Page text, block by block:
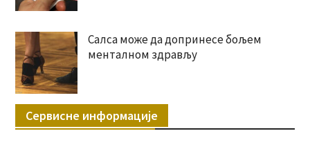
Салса може да допринесе бољем
менталном здрављу
Сервисне информације